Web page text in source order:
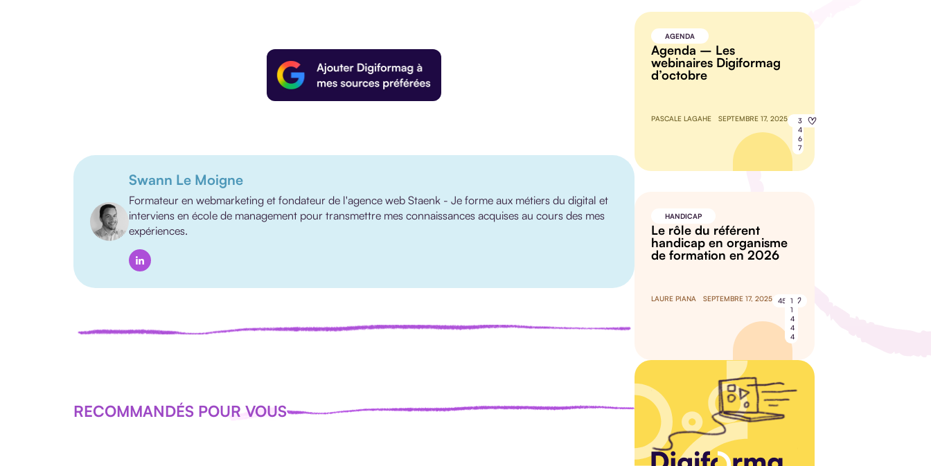
Swann Le Moigne
Formateur en webmarketing et fondateur de l'agence web Staenk - Je forme aux métiers du digital et
interviens en école de management pour transmettre mes connaissances acquises au cours des mes
expériences.
RECOMMANDÉS POUR VOUS
AGENDA
Agenda – Les
webinaires Digiformag
d’octobre
PASCALE LAGAHE SEPTEMBRE 17, 2025
3
4
6
7
HANDICAP
Le rôle du référent
handicap en organisme
de formation en 2026
LAURE PIANA SEPTEMBRE 17, 2025 45 1
1
4
4
4